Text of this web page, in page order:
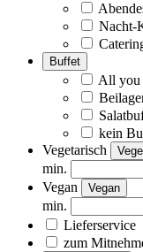
Nacht-
Buffet
All you
kein
Vegetarisch
min.
Vegan
Vegan
min.
Lieferservice
zum